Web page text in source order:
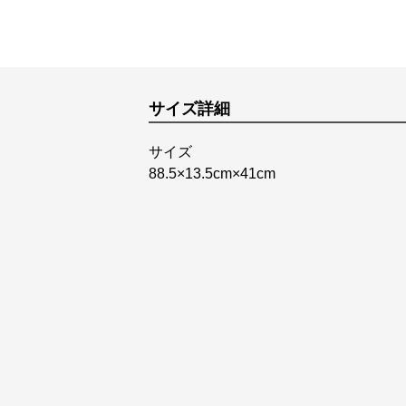
サイズ詳細
サイズ
88.5×13.5cm×41cm